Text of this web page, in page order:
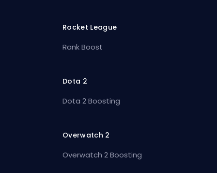
Rocket League
Rank Boost
Dota 2
Dota 2 Boosting
Overwatch 2
Overwatch 2 Boosting